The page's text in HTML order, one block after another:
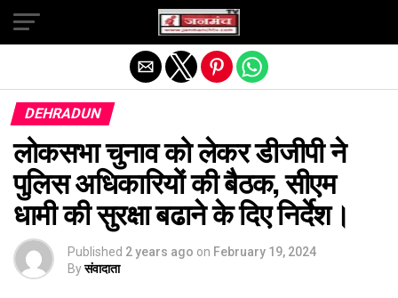
DEHRADUN
लोकसभा चुनाव को लेकर डीजीपी ने
पुलिस अधिकारियों की बैठक, सीएम
धामी की सुरक्षा बढाने के दिए निर्देश।
Published 2 years ago on February 19, 2024
Byसंवादाता
Exit mobile version